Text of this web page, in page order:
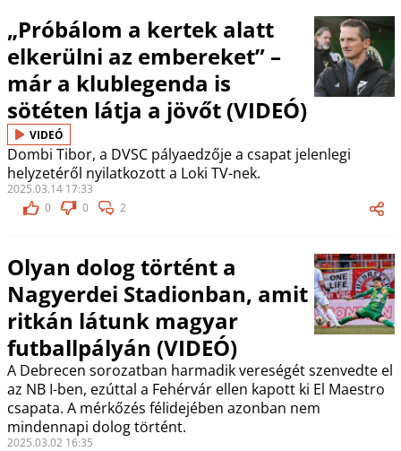
„Próbálom a kertek alatt
elkerülni az embereket” –
már a klublegenda is
sötéten látja a jövőt (VIDEÓ)
VIDEÓ
Dombi Tibor, a DVSC pályaedzője a csapat jelenlegi
helyzetéről nyilatkozott a Loki TV-nek.
2025.03.14 17:33
0
0 2
Olyan dolog történt a
Nagyerdei Stadionban, amit
ritkán látunk magyar
futballpályán (VIDEÓ)
A Debrecen sorozatban harmadik vereségét szenvedte el
az NB I-ben, ezúttal a Fehérvár ellen kapott ki El Maestro
csapata. A mérkőzés félidejében azonban nem
mindennapi dolog történt.
2025.03.02 16:35